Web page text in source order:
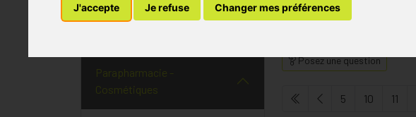
J'accepte Je refuse Changer mes préférences
Peau Réactive
Posez une question
5 10 11
Parapharmacie -
Cosmétiques